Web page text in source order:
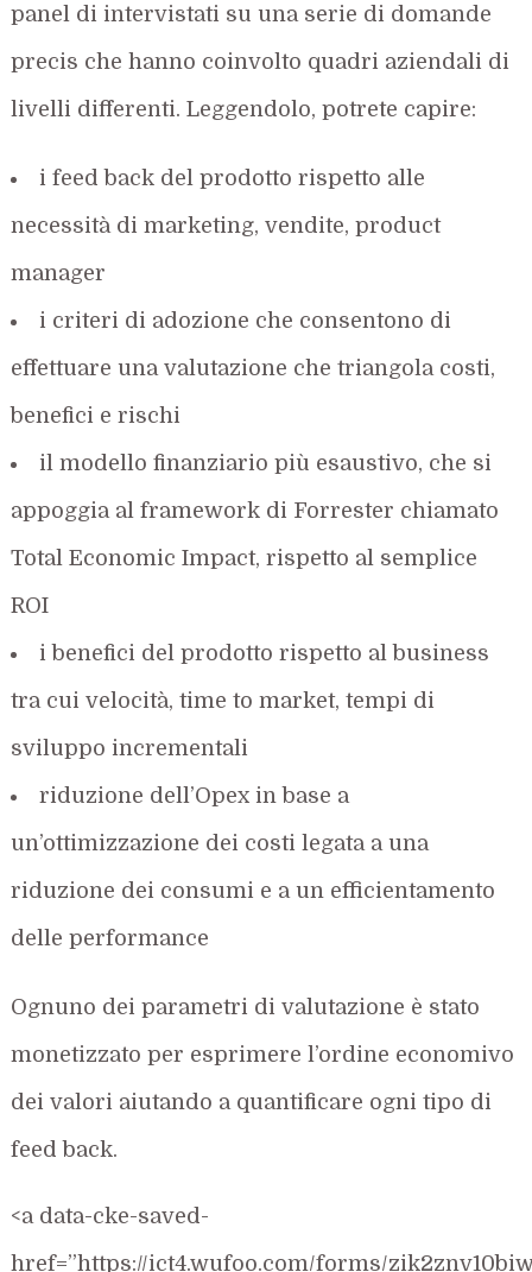
panel di intervistati su una serie di domande
precis che hanno coinvolto quadri aziendali di
livelli differenti. Leggendolo, potrete capire:
i feed back del prodotto rispetto alle
necessità di marketing, vendite, product
manager
i criteri di adozione che consentono di
effettuare una valutazione che triangola costi,
benefici e rischi
il modello finanziario più esaustivo, che si
appoggia al framework di Forrester chiamato
Total Economic Impact, rispetto al semplice
ROI
i benefici del prodotto rispetto al business
tra cui velocità, time to market, tempi di
sviluppo incrementali
riduzione dell’Opex in base a
un’ottimizzazione dei costi legata a una
riduzione dei consumi e a un efficientamento
delle performance
Ognuno dei parametri di valutazione è stato
monetizzato per esprimere l’ordine economivo
dei valori aiutando a quantificare ogni tipo di
feed back.
<a data-cke-saved-
href=”https://ict4.wufoo.com/forms/